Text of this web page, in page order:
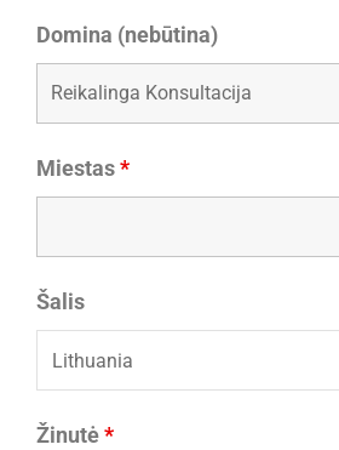
Domina (nebūtina)
Miestas*
Šalis
Žinutė*